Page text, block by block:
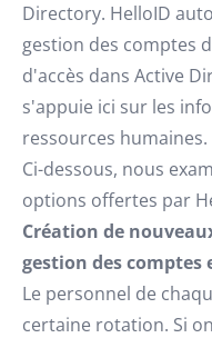
Directory. HelloID
gestion des comptes
d'accès dans Active
s'appuie ici sur les
ressources humaines.
Ci-dessous, nous
options offertes par
Création de
gestion des comptes
Le personnel de
certaine rotation. Si